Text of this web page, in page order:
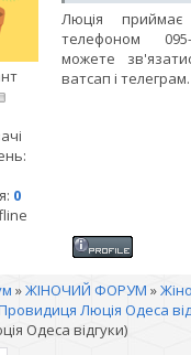
0
Люція приймає
телефоном
можете
ватсап і телеграм.
»ЖІНОЧИЙ ФОРУМ »
Люція Одеса
Одеса відгуки)